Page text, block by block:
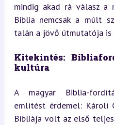
mindig akad rá válasz a
Biblia nemcsak a múlt
talán a jövő útmutatója is
Kitekintés:
kultúra
A magyar Biblia-
említést érdemel: Károli
Bibliája volt az első